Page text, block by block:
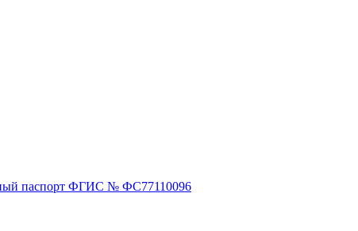
паспорт ФГИС № ФС77110096